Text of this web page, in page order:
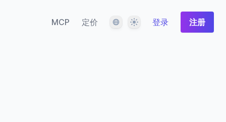
MCP 定价 语言 主题 登录 注册